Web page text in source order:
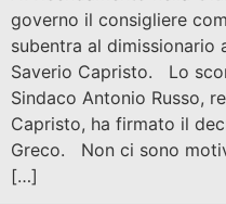
governo il consigliere
subentra al dimissionario
Saverio Capristo. Lo
Sindaco Antonio Russo,
Capristo, ha firmato il
Greco. Non ci sono
[…]